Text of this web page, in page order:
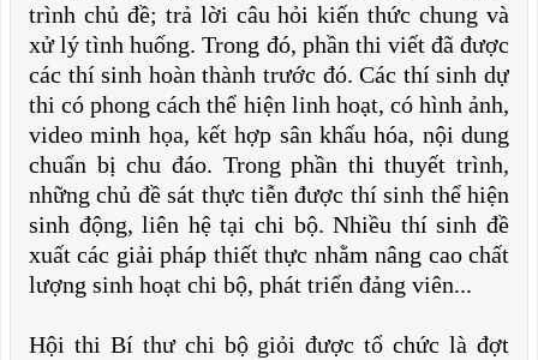
trình chủ đề; trả lời câu hỏi kiến thức chung và
xử lý tình huống. Trong đó, phần thi viết đã được
các thí sinh hoàn thành trước đó.Các thí sinh dự
thi có phong cách thể hiện linh hoạt, có hình ảnh,
video minh họa, kết hợp sân khấu hóa, nội dung
chuẩn bị chu đáo. Trong phần thi thuyết trình,
những chủ đề sát thực tiễn được thí sinh thể hiện
sinh động, liên hệ tại chi bộ. Nhiều thí sinh đề
xuất các giải pháp thiết thực nhằm nâng cao chất
lượng sinh hoạt chi bộ, phát triển đảng viên...
Hội thi Bí thư chi bộ giỏi được tổ chức là đợt